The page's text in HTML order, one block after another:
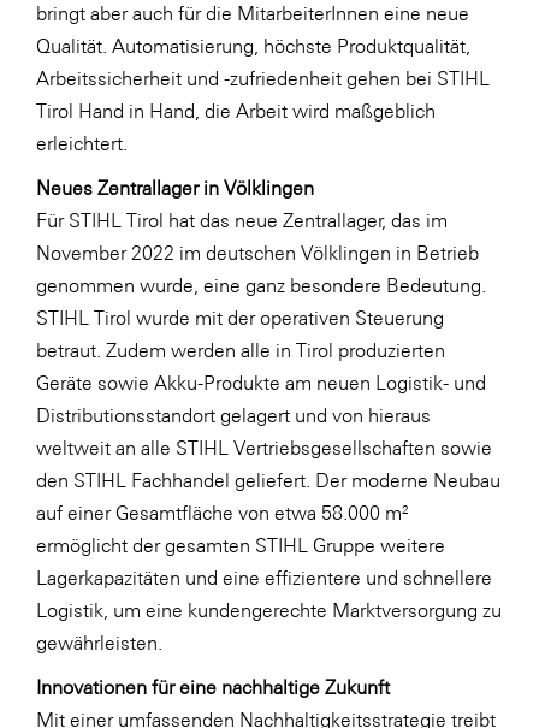
bringt aber auch für die MitarbeiterInnen eine neue
Qualität. Automatisierung, höchste Produktqualität,
Arbeitssicherheit und -zufriedenheit gehen bei STIHL
Tirol Hand in Hand, die Arbeit wird maßgeblich
erleichtert.
Neues Zentrallager in Völklingen
Für STIHL Tirol hat das neue Zentrallager, das im
November 2022 im deutschen Völklingen in Betrieb
genommen wurde, eine ganz besondere Bedeutung.
STIHL Tirol wurde mit der operativen Steuerung
betraut. Zudem werden alle in Tirol produzierten
Geräte sowie Akku-Produkte am neuen Logistik- und
Distributionsstandort gelagert und von hieraus
weltweit an alle STIHL Vertriebsgesellschaften sowie
den STIHL Fachhandel geliefert. Der moderne Neubau
auf einer Gesamtfläche von etwa 58.000 m²
ermöglicht der gesamten STIHL Gruppe weitere
Lagerkapazitäten und eine effizientere und schnellere
Logistik, um eine kundengerechte Marktversorgung zu
gewährleisten.
Innovationen für eine nachhaltige Zukunft
Mit einer umfassenden Nachhaltigkeitsstrategie treibt